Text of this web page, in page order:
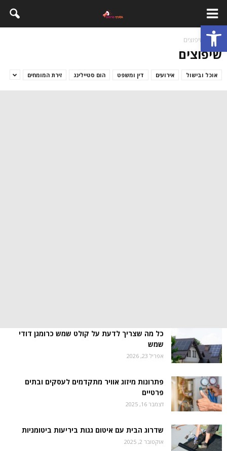
פתח סרגל נגישות
בית שיפוצים
שיפוצים
אוכל ובישול אירועים דין ומשפט הום סטיילינג זירת המומחים
כל מה שצריך לדעת על קולט שמש כרומגן דודי
שמש
אפריל 23, 2026
פתרונות מיזוג אוויר מתקדמים לעסקים ובתים
פרטיים
דצמבר 16, 2025
שדרוג הבית עם איטום גגות ביריעות ביטומניות
אוקטובר 2, 2025